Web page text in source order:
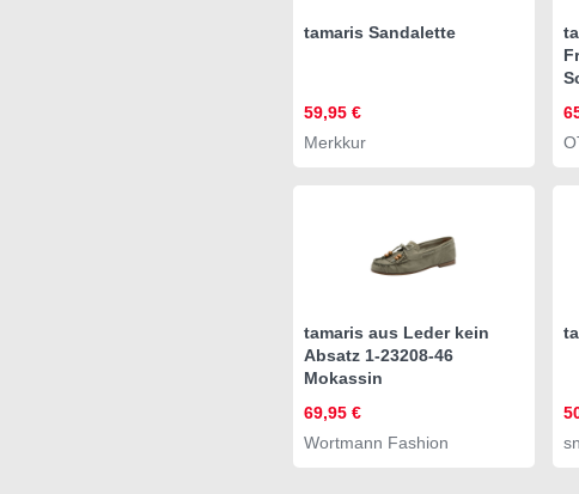
tamaris Sandalette
59,95 €
Merkkur
tamaris aus Leder kein
Absatz 1-23208-46
Mokassin
69,95 €
Wortmann Fashion